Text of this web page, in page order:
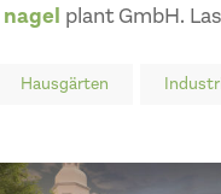
nagel plant GmbH.
Hausgärten